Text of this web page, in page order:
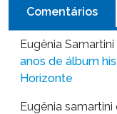
Comentários
Eugênia Samartini
anos de álbum
Horizonte
Eugênia samartini